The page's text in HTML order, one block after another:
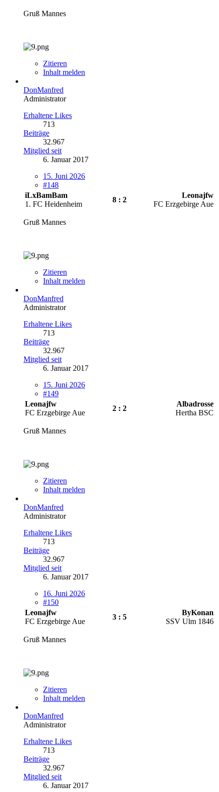
Gruß Mannes
Zitieren
Inhalt melden
DonManfred
Administrator
Erhaltene Likes
713
Beiträge
32.967
Mitglied seit
6. Januar 2017
15. Juni 2026
#148
iLxBamBam
1. FC Heidenheim
8 : 2
Leonajfw
FC Erzgebirge Aue
Gruß Mannes
Zitieren
Inhalt melden
DonManfred
Administrator
Erhaltene Likes
713
Beiträge
32.967
Mitglied seit
6. Januar 2017
15. Juni 2026
#149
Leonajfw
FC Erzgebirge Aue
2 : 2
Albadrosse
Hertha BSC
Gruß Mannes
Zitieren
Inhalt melden
DonManfred
Administrator
Erhaltene Likes
713
Beiträge
32.967
Mitglied seit
6. Januar 2017
16. Juni 2026
#150
Leonajfw
FC Erzgebirge Aue
3 : 5
ByKonan
SSV Ulm 1846
Gruß Mannes
Zitieren
Inhalt melden
DonManfred
Administrator
Erhaltene Likes
713
Beiträge
32.967
Mitglied seit
6. Januar 2017